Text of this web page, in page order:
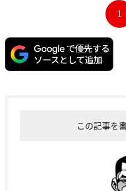
1
この記事を